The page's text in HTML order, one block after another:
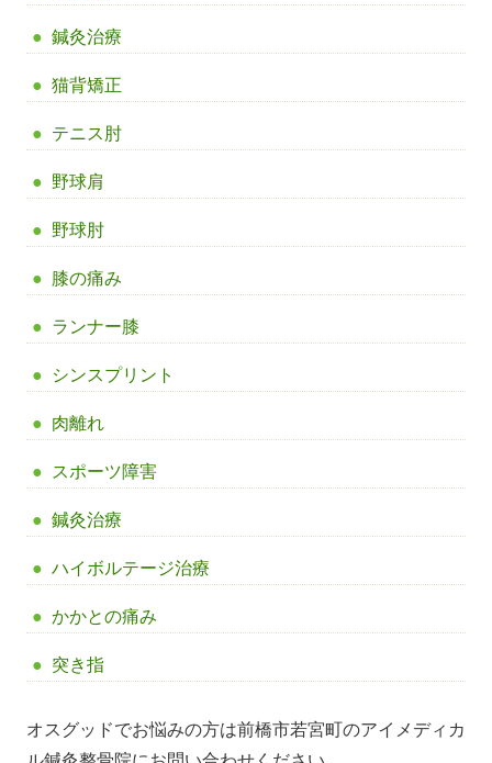
鍼灸治療
猫背矯正
テニス肘
野球肩
野球肘
膝の痛み
ランナー膝
シンスプリント
肉離れ
スポーツ障害
鍼灸治療
ハイボルテージ治療
かかとの痛み
突き指
オスグッドでお悩みの方は前橋市若宮町のアイメディカ